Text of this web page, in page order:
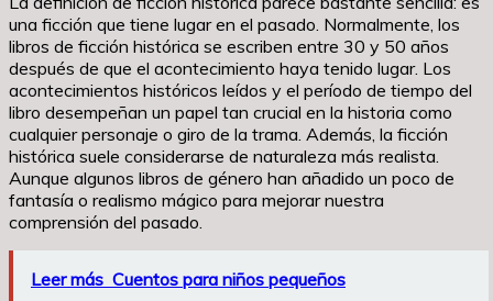
una ficción que tiene lugar en el pasado. Normalmente, los
libros de ficción histórica se escriben entre 30 y 50 años
después de que el acontecimiento haya tenido lugar. Los
acontecimientos históricos leídos y el período de tiempo del
libro desempeñan un papel tan crucial en la historia como
cualquier personaje o giro de la trama. Además, la ficción
histórica suele considerarse de naturaleza más realista.
Aunque algunos libros de género han añadido un poco de
fantasía o realismo mágico para mejorar nuestra
comprensión del pasado.
Leer más Cuentos para niños pequeños